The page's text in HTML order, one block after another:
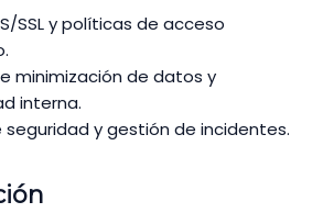
SSL y políticas de acceso
minimización de datos y
interna.
seguridad y gestión de incidentes.